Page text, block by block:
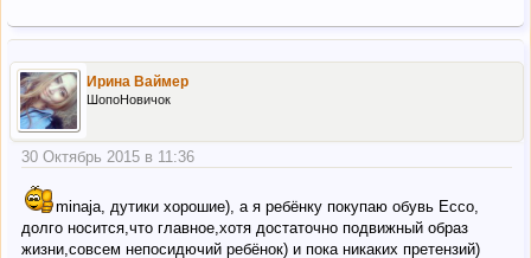
Ирина Ваймер
ШопоНовичок
30 Октябрь 2015 в 11:36
minaja, дутики хорошие), а я ребёнку покупаю обувь Ecco,
долго носится,что главное,хотя достаточно подвижный образ
жизни,совсем непосидючий ребёнок) и пока никаких претензий)